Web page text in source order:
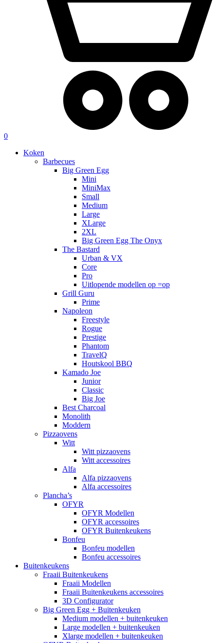
0
Koken
Barbecues
Big Green Egg
Mini
MiniMax
Small
Medium
Large
XLarge
2XL
Big Green Egg The Onyx
The Bastard
Urban & VX
Core
Pro
Uitlopende modellen op =op
Grill Guru
Prime
Napoleon
Freestyle
Rogue
Prestige
Phantom
TravelQ
Houtskool BBQ
Kamado Joe
Junior
Classic
Big Joe
Best Charcoal
Monolith
Moddern
Pizzaovens
Witt
Witt pizzaovens
Witt accessoires
Alfa
Alfa pizzaovens
Alfa accessoires
Plancha’s
OFYR
OFYR Modellen
OFYR accessoires
OFYR Buitenkeukens
Bonfeu
Bonfeu modellen
Bonfeu accessoires
Buitenkeukens
Fraaii Buitenkeukens
Fraaii Modellen
Fraaii Buitenkeukens accessoires
3D Configurator
Big Green Egg + Buitenkeuken
Medium modellen + buitenkeuken
Large modellen + buitenkeuken
Xlarge modellen + buitenkeuken